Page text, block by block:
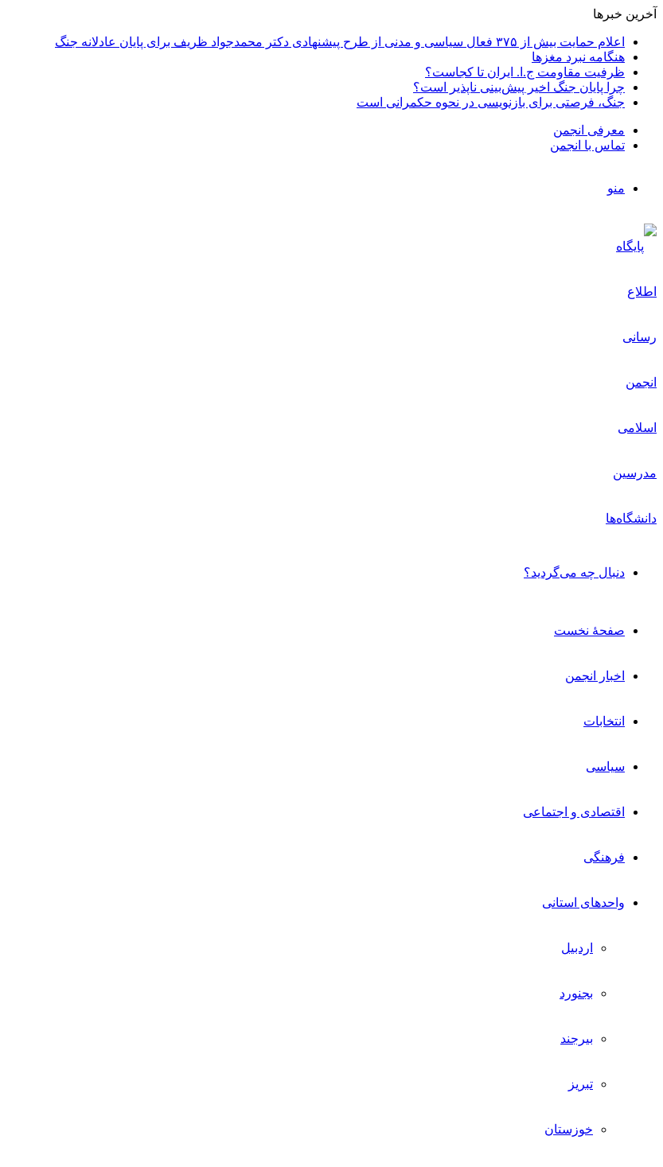
آخرین خبرها
اعلام حمایت بیش از ۳۷۵ فعال سیاسی و مدنی از طرح پیشنهادی دکتر محمدجواد ظریف برای پایان عادلانه جنگ
هنگامه نبرد مغزها
ظرفیت مقاومت ج.ا. ایران تا کجاست؟
چرا پایان جنگ اخیر پیش‌بینی ناپذیر است؟
جنگ، فرصتی برای بازنویسی در نحوه حکمرانی است
معرفی انجمن
تماس با انجمن
منو
دنبال چه می‌گردید؟
صفحۀ نخست
اخبار انجمن
انتخابات
سیاسی
اقتصادی و اجتماعی
فرهنگی
واحدهای استانی
اردبیل
بجنورد
بیرجند
تبریز
خوزستان